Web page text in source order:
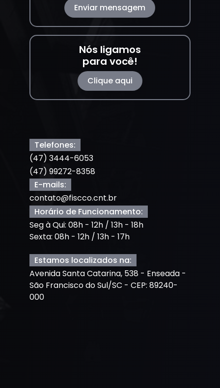
Enviar mensagem
Nós ligamos
para você!
Clique aqui
Telefones:
(47) 3444-6053
(47) 99272-8358
E-mails:
contato@fiscco.cnt.br
Horário de Funcionamento:
Seg à Qui: 08h - 12h / 13h - 18h
Sexta: 08h - 12h / 13h - 17h
Estamos localizados na:
Avenida Santa Catarina, 538 - Enseada -
São Francisco do Sul/SC - CEP: 89240-
000